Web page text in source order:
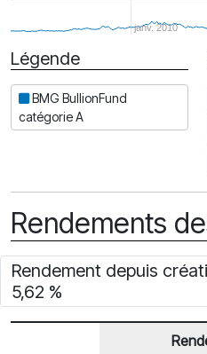
janv. 2010
Date
Légende
BMG BullionFund
catégorie A
Rendements
Rendement depuis
5,62 %